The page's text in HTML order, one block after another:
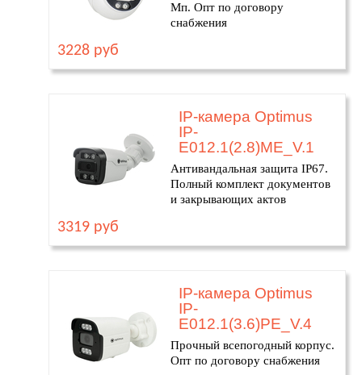
Мп. Опт по договору
снабжения
3228 руб
IP-камера Optimus
IP-
E012.1(2.8)ME_V.1
Антивандальная защита IP67.
Полный комплект документов
и закрывающих актов
3319 руб
IP-камера Optimus
IP-
E012.1(3.6)PE_V.4
Прочный всепогодный корпус.
Опт по договору снабжения